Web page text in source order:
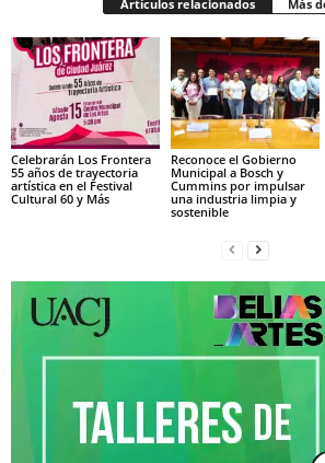
Artículos relacionados Más
Celebrarán Los Frontera
55 años de trayectoria
artística en el Festival
Cultural 60 y Más
Reconoce el Gobierno
Municipal a Bosch y
Cummins por impulsar
una industria limpia y
sostenible